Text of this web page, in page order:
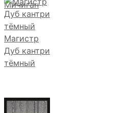
Мичиган
Магистр
Дуб кантри
тёмный